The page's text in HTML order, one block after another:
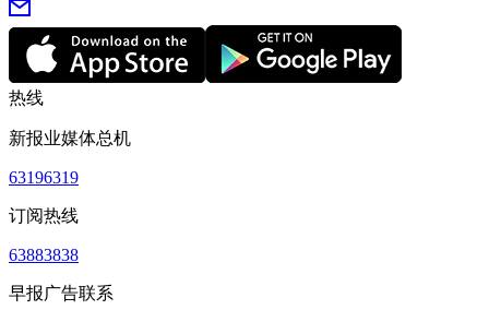
热线
新报业媒体总机
63196319
订阅热线
63883838
早报广告联系